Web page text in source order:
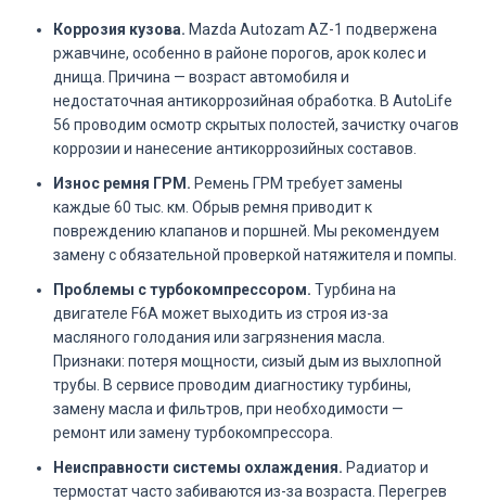
Коррозия кузова. Mazda Autozam AZ-1 подвержена
ржавчине, особенно в районе порогов, арок колес и
днища. Причина — возраст автомобиля и
недостаточная антикоррозийная обработка. В AutoLife
56 проводим осмотр скрытых полостей, зачистку очагов
коррозии и нанесение антикоррозийных составов.
Износ ремня ГРМ. Ремень ГРМ требует замены
каждые 60 тыс. км. Обрыв ремня приводит к
повреждению клапанов и поршней. Мы рекомендуем
замену с обязательной проверкой натяжителя и помпы.
Проблемы с турбокомпрессором. Турбина на
двигателе F6A может выходить из строя из-за
масляного голодания или загрязнения масла.
Признаки: потеря мощности, сизый дым из выхлопной
трубы. В сервисе проводим диагностику турбины,
замену масла и фильтров, при необходимости —
ремонт или замену турбокомпрессора.
Неисправности системы охлаждения. Радиатор и
термостат часто забиваются из-за возраста. Перегрев